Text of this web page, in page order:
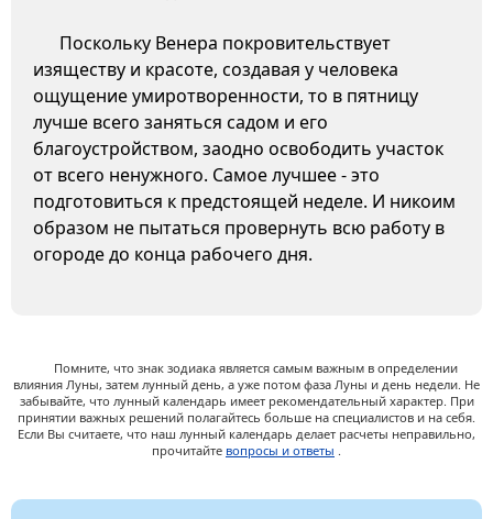
Поскольку Венера покровительствует
изяществу и красоте, создавая у человека
ощущение умиротворенности, то в пятницу
лучше всего заняться садом и его
благоустройством, заодно освободить участок
от всего ненужного. Самое лучшее - это
подготовиться к предстоящей неделе. И никоим
образом не пытаться провернуть всю работу в
огороде до конца рабочего дня.
Помните, что знак зодиака является самым важным в определении
влияния Луны, затем лунный день, а уже потом фаза Луны и день недели. Не
забывайте, что лунный календарь имеет рекомендательный характер. При
принятии важных решений полагайтесь больше на специалистов и на себя.
Если Вы считаете, что наш лунный календарь делает расчеты неправильно,
прочитайте вопросы и ответы .